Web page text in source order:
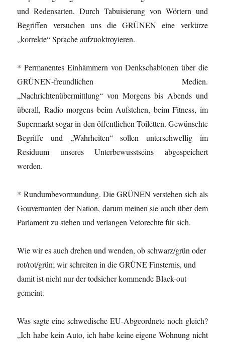
und Redensarten. Durch Tabuisierung von Wörtern und
Begriffen versuchen uns die GRÜNEN eine verkürze
„korrekte“ Sprache aufzuoktroyieren.
* Permanentes Einhämmern von Denkschablonen über die
GRÜNEN-freundlichen Medien.
„Nachrichtenübermittlung“ von Morgens bis Abends und
überall, Radio morgens beim Aufstehen, beim Fitness, im
Supermarkt sogar in den öffentlichen Toiletten. Gewünschte
Begriffe und „Wahrheiten“ sollen unterschwellig im
Residuum unseres Unterbewusstseins abgespeichert
werden.
* Rundumbevormundung. Die GRÜNEN verstehen sich als
Gouvernanten der Nation, darum meinen sie auch über dem
Parlament zu stehen und verlangen Vetorechte für sich.
Wie wir es auch drehen und wenden, ob schwarz/grün oder
rot/rot/grün; wir schreiten in die GRÜNE Finsternis, und
damit ist nicht nur der todsicher kommende Black-out
gemeint.
Was sagte eine schwedische EU-Abgeordnete noch gleich?
„Ich habe kein Auto, ich habe keine eigene Wohnung nicht